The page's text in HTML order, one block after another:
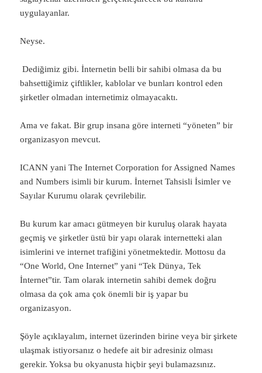
uygulayanlar.
Neyse.
Dediğimiz gibi. İnternetin belli bir sahibi olmasa da bu
bahsettiğimiz çiftlikler, kablolar ve bunları kontrol eden
şirketler olmadan internetimiz olmayacaktı.
Ama ve fakat. Bir grup insana göre interneti “yöneten” bir
organizasyon mevcut.
ICANN yani The Internet Corporation for Assigned Names
and Numbers isimli bir kurum. İnternet Tahsisli İsimler ve
Sayılar Kurumu olarak çevrilebilir.
Bu kurum kar amacı gütmeyen bir kuruluş olarak hayata
geçmiş ve şirketler üstü bir yapı olarak internetteki alan
isimlerini ve internet trafiğini yönetmektedir. Mottosu da
“One World, One Internet” yani “Tek Dünya, Tek
İnternet”tir. Tam olarak internetin sahibi demek doğru
olmasa da çok ama çok önemli bir iş yapar bu
organizasyon.
Şöyle açıklayalım, internet üzerinden birine veya bir şirkete
ulaşmak istiyorsanız o hedefe ait bir adresiniz olması
gerekir. Yoksa bu okyanusta hiçbir şeyi bulamazsınız.